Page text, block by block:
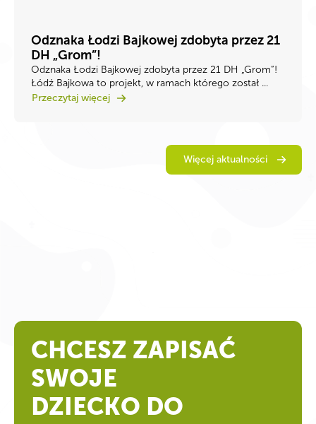
Odznaka Łodzi Bajkowej zdobyta przez 21
DH „Grom”!
Odznaka Łodzi Bajkowej zdobyta przez 21 DH „Grom”!
Łódź Bajkowa to projekt, w ramach którego został ...
Przeczytaj więcej
Więcej aktualności
CHCESZ ZAPISAĆ
SWOJE
DZIECKO DO